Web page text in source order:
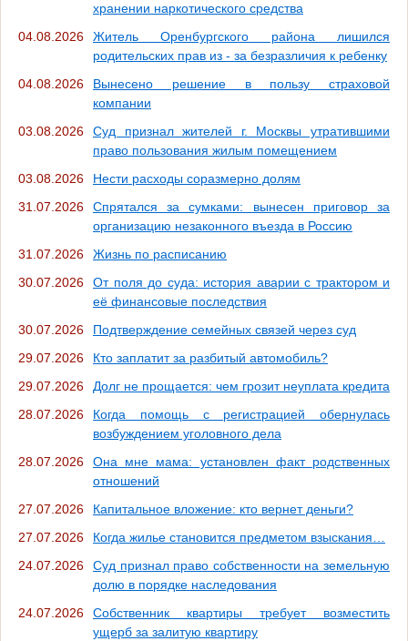
хранении наркотического средства
04.08.2026
Житель Оренбургского района лишился
родительских прав из - за безразличия к ребенку
04.08.2026
Вынесено решение в пользу страховой
компании
03.08.2026
Суд признал жителей г. Москвы утратившими
право пользования жилым помещением
03.08.2026
Нести расходы соразмерно долям
31.07.2026
Спрятался за сумками: вынесен приговор за
организацию незаконного въезда в Россию
31.07.2026
Жизнь по расписанию
30.07.2026
От поля до суда: история аварии с трактором и
её финансовые последствия
30.07.2026
Подтверждение семейных связей через суд
29.07.2026
Кто заплатит за разбитый автомобиль?
29.07.2026
Долг не прощается: чем грозит неуплата кредита
28.07.2026
Когда помощь с регистрацией обернулась
возбуждением уголовного дела
28.07.2026
Она мне мама: установлен факт родственных
отношений
27.07.2026
Капитальное вложение: кто вернет деньги?
27.07.2026
Когда жилье становится предметом взыскания…
24.07.2026
Суд признал право собственности на земельную
долю в порядке наследования
24.07.2026
Собственник квартиры требует возместить
ущерб за залитую квартиру